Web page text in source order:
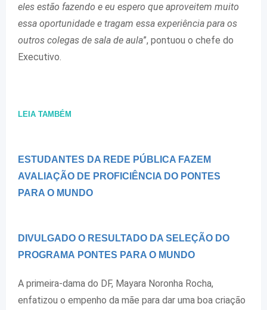
eles estão fazendo e eu espero que aproveitem muito
essa oportunidade e tragam essa experiência para os
outros colegas de sala de aula”, pontuou o chefe do
Executivo.
LEIA TAMBÉM
ESTUDANTES DA REDE PÚBLICA FAZEM
AVALIAÇÃO DE PROFICIÊNCIA DO PONTES
PARA O MUNDO
DIVULGADO O RESULTADO DA SELEÇÃO DO
PROGRAMA PONTES PARA O MUNDO
A primeira-dama do DF, Mayara Noronha Rocha,
enfatizou o empenho da mãe para dar uma boa criação